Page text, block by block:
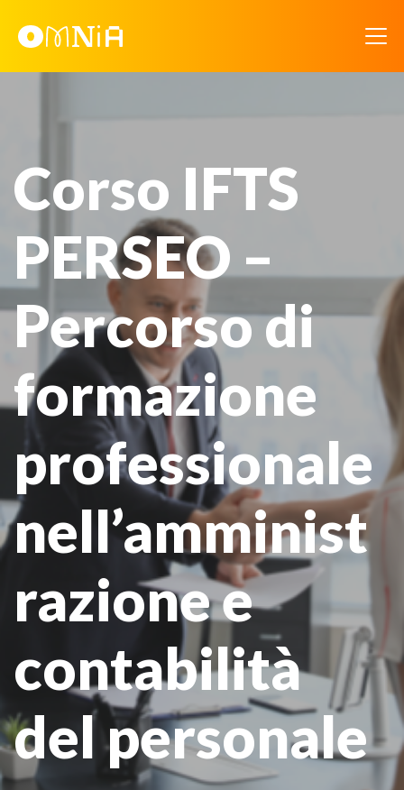
Corso IFTS
PERSEO –
Percorso di
formazione
professionale
nell’amminist
razione e
contabilità
del personale